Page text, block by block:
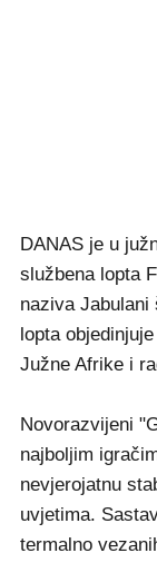
DANAS je u
službena lopta
naziva
lopta
Južne Afrike i
Novorazvijeni
najboljim
nevjerojatnu
uvjetima.
termalno